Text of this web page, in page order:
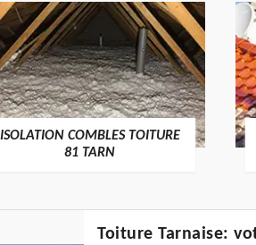
ISOLATION COMBLES TOITURE
81 TARN
Toiture Tarnaise: